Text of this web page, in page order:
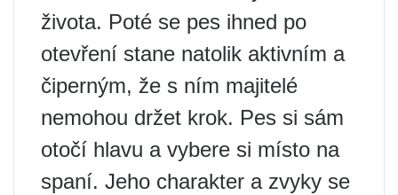
života. Poté se pes ihned po
otevření stane natolik aktivním a
čiperným, že s ním majitelé
nemohou držet krok. Pes si sám
otočí hlavu a vybere si místo na
spaní. Jeho charakter a zvyky se